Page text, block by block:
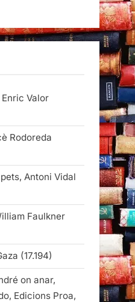
Enric Valor
Rodoreda
Antoni Vidal
Faulkner
(17.194)
on anar,
Edicions Proa,